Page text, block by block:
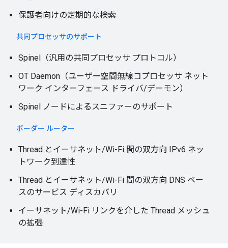
保護者向けの定期的な検索
共同プロセッサのサポート
Spinel（汎用の共同プロセッサ プロトコル）
OT Daemon（ユーザー空間無線コプロセッサ ネット
ワーク インターフェース ドライバ/デーモン）
Spinel ノードによるスニファーのサポート
ボーダー ルーター
Thread とイーサネット/Wi-Fi 間の双方向 IPv6 ネッ
トワーク到達性
Thread とイーサネット/Wi-Fi 間の双方向 DNS ベー
スのサービス ディスカバリ
イーサネット/Wi-Fi リンクを介した Thread メッシュ
の拡張